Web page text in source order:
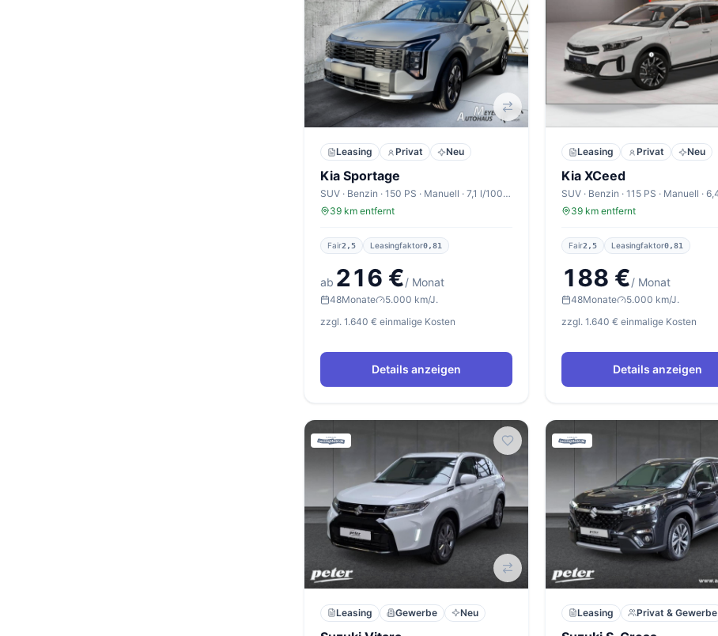
Leasing Privat Neu
Kia Sportage
SUV · Benzin · 150 PS · Manuell · 7,1 l/100km
39 km entfernt
Fair2,5 Leasingfaktor0,81
ab 216 €/ Monat
48Monate
5.000 km/J.
zzgl. 1.640 € einmalige Kosten
Details anzeigen
Leasing Privat Neu
Kia XCeed
39 km entfernt
Fair2,5 Leasingfaktor0,81
188 €/ Monat
48Monate
5.000 km/J.
zzgl. 1.640 € einmalige Kosten
Details anzeigen
Leasing Gewerbe Neu Leasing Privat & Gewerbe